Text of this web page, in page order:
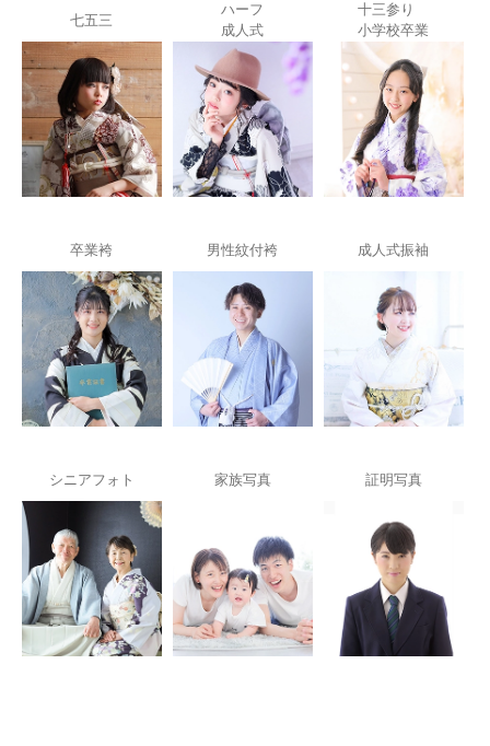
七五三
ハーフ
成人式
十三参り
小学校卒業
卒業袴 男性紋付袴 成人式振袖
シニアフォト 家族写真 証明写真